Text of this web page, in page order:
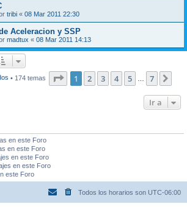
tribi « 08 Mar 2011 22:30
Aceleracion y SSP
madtux « 08 Mar 2011 14:13
• 174 temas Página de
1 2 3 4 5 7
Ir a
en este Foro
en este Foro
en este Foro
en este Foro
este Foro
Todos los horarios son UTC-06:00